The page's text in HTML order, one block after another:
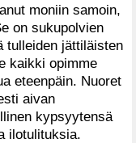
moniin samoin,
on sukupolvien
tulleiden jättiläisten
kaikki opimme
eteenpäin. Nuoret
aivan
kypsyytensä
ilotulituksia.